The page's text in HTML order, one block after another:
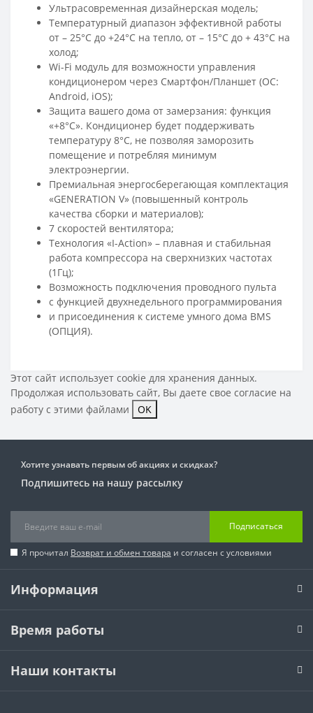
Ультрасовременная дизайнерская модель;
Температурный диапазон эффективной работы
от – 25°С до +24°С на тепло, от – 15°С до + 43°С на
холод;
Wi-Fi модуль для возможности управления
кондиционером через Смартфон/Планшет (ОС:
Android, iOS);
Защита вашего дома от замерзания: функция
«+8°С». Кондиционер будет поддерживать
температуру 8°С, не позволяя заморозить
помещение и потребляя минимум
электроэнергии.
Премиальная энергосберегающая комплектация
«GENERATION V» (повышенный контроль
качества сборки и материалов);
7 скоростей вентилятора;
Технология «I-Action» – плавная и стабильная
работа компрессора на сверхнизких частотах
(1Гц);
Возможность подключения проводного пульта
с функцией двухнедельного программирования
и присоединения к системе умного дома BMS
(ОПЦИЯ).
Этот сайт использует cookie для хранения данных.
Продолжая использовать сайт, Вы даете свое согласие на
работу с этими файлами
OK
Хотите узнавать первым об акциях и скидках?
Подпишитесь на нашу рассылку
Подписаться
Я прочитал Возврат и обмен товара и согласен с условиями
Информация
Время работы
Наши контакты